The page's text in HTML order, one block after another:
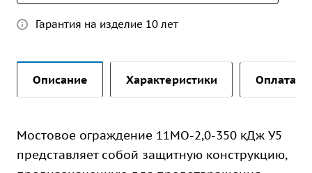
Гарантия на изделие 10 лет
Описание Характеристики Оплата и
Мостовое ограждение 11МО-2,0-350 кДж У5
представляет собой защитную конструкцию,